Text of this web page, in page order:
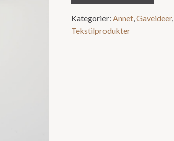
Kategorier:Annet,Gaveideer,
Tekstilprodukter